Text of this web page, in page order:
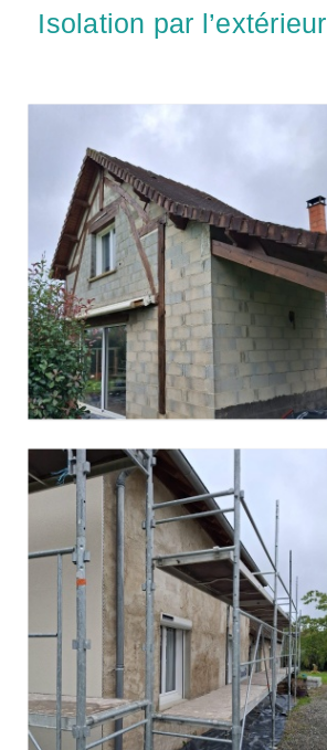
Isolation par l’extérieur